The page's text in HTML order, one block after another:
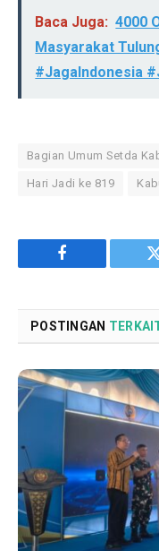
Baca Juga: 4000
Masyarakat
#JagaIndonesia
Bagian Umum Setda
Hari Jadi ke 819
Facebook
POSTINGAN